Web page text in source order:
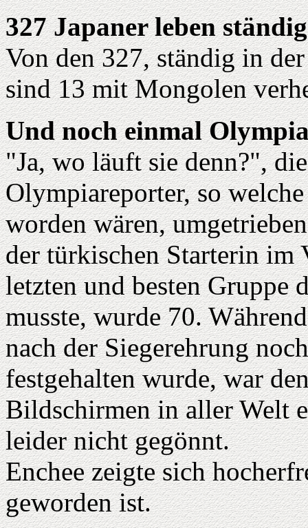
327 Japaner leben
Von den 327, ständig in
sind 13 mit Mongolen
Und noch einmal
"Ja, wo läuft sie denn?",
Olympiareporter, so
worden wären,
der türkischen Starterin im
letzten und besten Gruppe
musste, wurde 70.
nach der Siegerehrung
festgehalten wurde, war
Bildschirmen in aller Welt
leider nicht gegönnt.
Enchee zeigte sich
geworden ist.